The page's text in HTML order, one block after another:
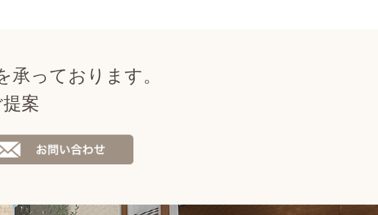
っております。
案